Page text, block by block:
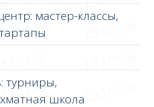
мастер-классы,
турниры,
школа